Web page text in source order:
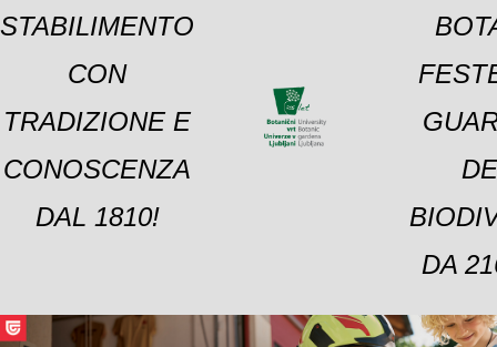
STABILIMENTO
CON
TRADIZIONE E
CONOSCENZA
DAL 1810!
DA